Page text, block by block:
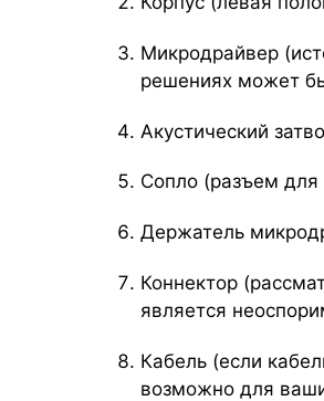
Микродрайвер
решениях может
Акустический
Сопло (разъем для
Держатель
Коннектор
является
Кабель (если
возможно для